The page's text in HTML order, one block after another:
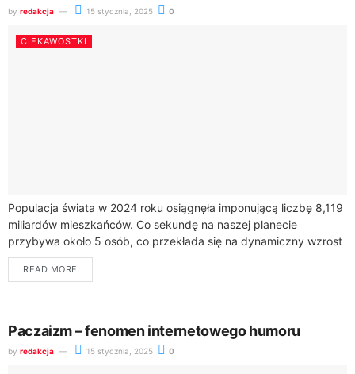
by redakcja 15 stycznia, 2025 0
CIEKAWOSTKI
Populacja świata w 2024 roku osiągnęła imponującą liczbę 8,119
miliardów mieszkańców. Co sekundę na naszej planecie
przybywa około 5 osób, co przekłada się na dynamiczny wzrost
liczby ludzi na świecie.Najnowsze...
READ MORE
Paczaizm – fenomen internetowego humoru
by redakcja 15 stycznia, 2025 0